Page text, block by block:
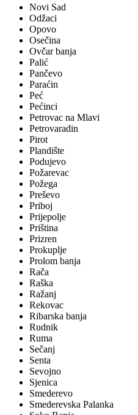
Novi Sad
Odžaci
Opovo
Osečina
Ovčar banja
Palić
Pančevo
Paraćin
Peć
Pećinci
Petrovac na Mlavi
Petrovaradin
Pirot
Plandište
Podujevo
Požarevac
Požega
Preševo
Priboj
Prijepolje
Priština
Prizren
Prokuplje
Prolom banja
Rača
Raška
Ražanj
Rekovac
Ribarska banja
Rudnik
Ruma
Sečanj
Senta
Sevojno
Sjenica
Smederevo
Smederevska Palanka